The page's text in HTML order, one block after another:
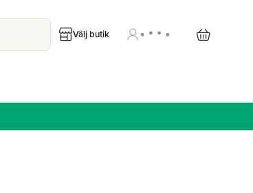
Välj butik